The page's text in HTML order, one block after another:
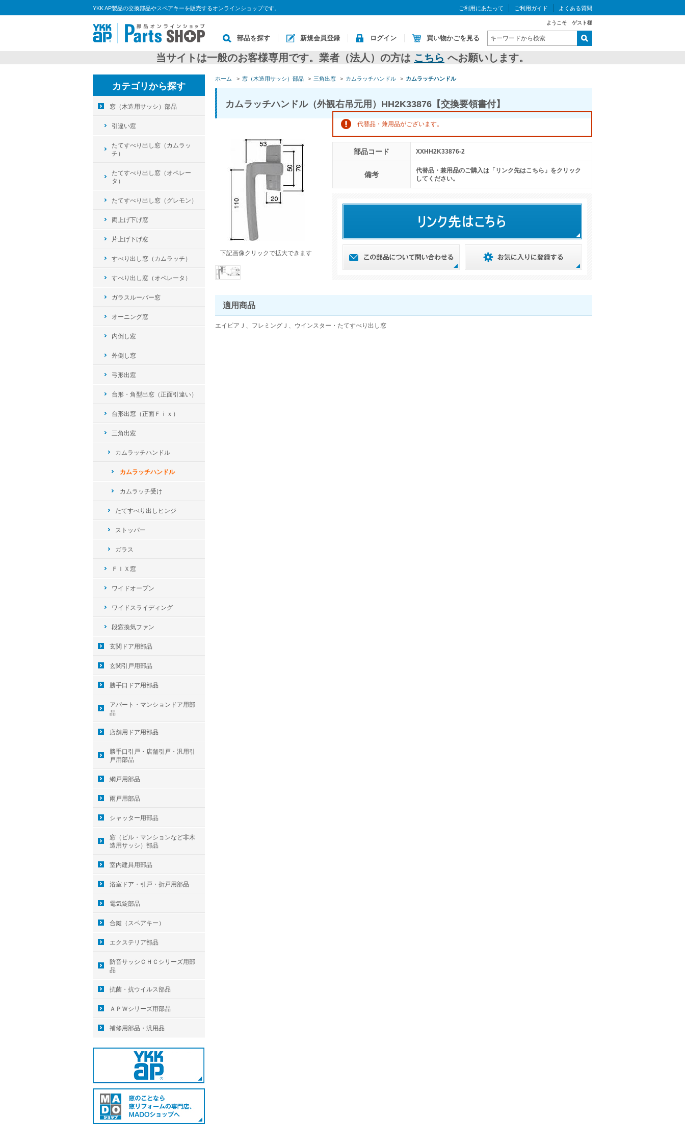
YKK AP製品の交換部品やスペアキーを販売するオンラインショップです。 ご利用にあたって ご利用ガイド よくある質問
ようこそ ゲスト様
部品を探す 新規会員登録 ログイン 買い物かごを見る
当サイトは一般のお客様専用です。業者（法人）の方は こちら へお願いします。
ホーム > 窓（木造用サッシ）部品 > 三角出窓 > カムラッチハンドル > カムラッチハンドル
カムラッチハンドル（外観右吊元用）HH2K33876【交換要領書付】
下記画像クリックで拡大できます
代替品・兼用品がございます。
部品コード XXHH2K33876-2
備考
代替品・兼用品のご購入は「リンク先はこちら」をクリック
してください。
適用商品
エイピアＪ、フレミングＪ、ウインスター・たてすべり出し窓
カテゴリから探す
窓（木造用サッシ）部品
引違い窓
たてすべり出し窓（カムラッ
チ）
たてすべり出し窓（オペレー
タ）
たてすべり出し窓（グレモン）
両上げ下げ窓
片上げ下げ窓
すべり出し窓（カムラッチ）
すべり出し窓（オペレータ）
ガラスルーバー窓
オーニング窓
内倒し窓
外倒し窓
弓形出窓
台形・角型出窓（正面引違い）
台形出窓（正面Ｆｉｘ）
三角出窓
カムラッチハンドル
カムラッチハンドル
カムラッチ受け
たてすべり出しヒンジ
ストッパー
ガラス
ＦＩＸ窓
ワイドオープン
ワイドスライディング
段窓換気ファン
玄関ドア用部品
玄関引戸用部品
勝手口ドア用部品
アパート・マンションドア用部
品
店舗用ドア用部品
勝手口引戸・店舗引戸・汎用引
戸用部品
網戸用部品
雨戸用部品
シャッター用部品
窓（ビル・マンションなど非木
造用サッシ）部品
室内建具用部品
浴室ドア・引戸・折戸用部品
電気錠部品
合鍵（スペアキー）
エクステリア部品
防音サッシＣＨＣシリーズ用部
品
抗菌・抗ウイルス部品
ＡＰＷシリーズ用部品
補修用部品・汎用品